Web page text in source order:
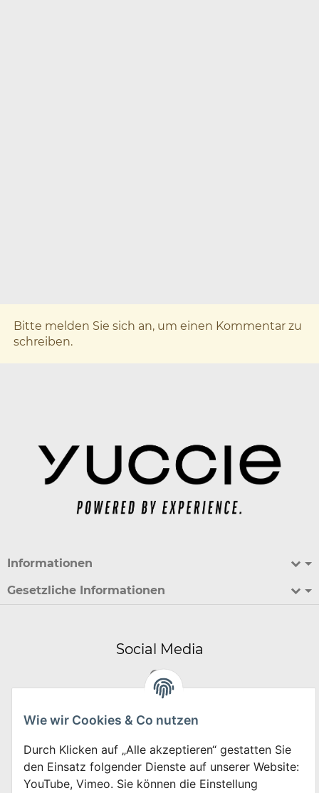
Wie wir Cookies & Co nutzen
Durch Klicken auf „Alle akzeptieren“ gestatten Sie
den Einsatz folgender Dienste auf unserer Website:
YouTube, Vimeo. Sie können die Einstellung
x
Bitte melden Sie sich an, um einen Kommentar zu
schreiben.
Informationen
Gesetzliche Informationen
Social Media
Datenschutz-Einstellungen